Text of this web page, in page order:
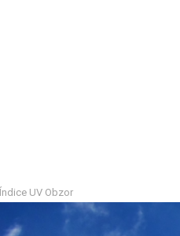
Índice UV Obzor